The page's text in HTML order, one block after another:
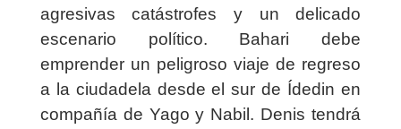
agresivas catástrofes y un delicado
escenario político. Bahari debe
emprender un peligroso viaje de regreso
a la ciudadela desde el sur de Ídedin en
compañía de Yago y Nabil. Denis tendrá